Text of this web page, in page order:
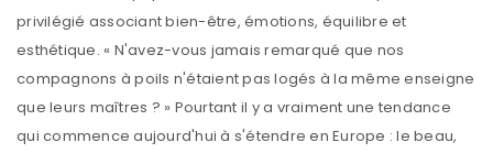
privilégié associant bien-être, émotions, équilibre et
esthétique. « N'avez-vous jamais remarqué que nos
compagnons à poils n'étaient pas logés à la même enseigne
que leurs maîtres ? » Pourtant il y a vraiment une tendance
qui commence aujourd'hui à s'étendre en Europe : le beau,